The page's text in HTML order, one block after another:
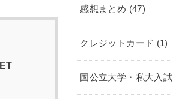
感想まとめ (47)
クレジットカード (1)
国公立大学・私大入試